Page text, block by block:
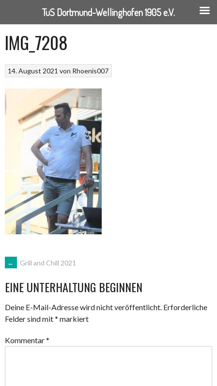
zum
Inhalt
IMG_7208
14. August 2021 von Rhoenis007
ARTIKEL-
NAVIGATION
← Grill and Chill 2021
EINE UNTERHALTUNG BEGINNEN
Deine E-Mail-Adresse wird nicht veröffentlicht. Erforderliche
Felder sind mit* markiert
Kommentar*
TuS Dortmund-Wellinghofen 1905 e.V.